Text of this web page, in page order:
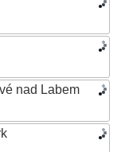
nad Labem